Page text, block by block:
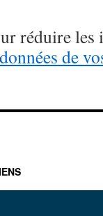
réduire les
de